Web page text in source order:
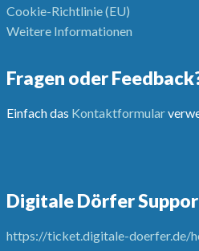
Cookie-Richtlinie (EU)
Weitere Informationen
Fragen oder
Einfach das Kontaktformular
Digitale Dörfer
https://ticket.digitale-doerfer.de/